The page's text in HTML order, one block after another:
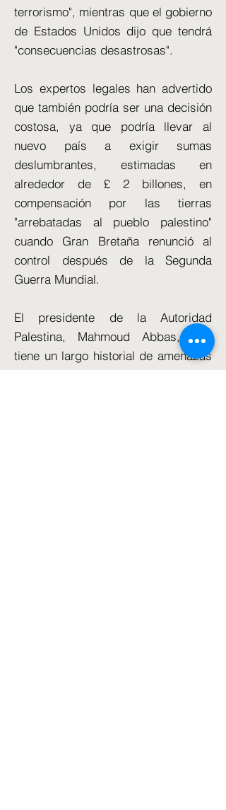
terrorismo", mientras que el gobierno
de Estados Unidos dijo que tendrá
"consecuencias desastrosas".
Los expertos legales han advertido
que también podría ser una decisión
costosa, ya que podría llevar al
nuevo país a exigir sumas
deslumbrantes, estimadas en
alrededor de £ 2 billones, en
compensación por las tierras
"arrebatadas al pueblo palestino"
cuando Gran Bretaña renunció al
control después de la Segunda
Guerra Mundial.
El presidente de la Autoridad
Palestina, Mahmoud Abbas, que
tiene un largo historial de amenazas
de demandar a Gran Bretaña, ya